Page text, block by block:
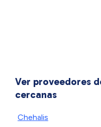
Ver proveedores
cercanas
Chehalis